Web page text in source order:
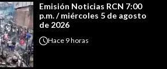
Emisión Noticias RCN 7:00
p.m. / miércoles 5 de agosto
de 2026
Hace 9 horas